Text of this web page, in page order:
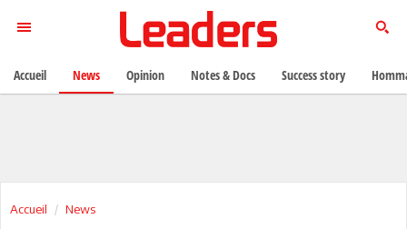
Accueil News
Accueil News Opinion Notes & Docs Success story